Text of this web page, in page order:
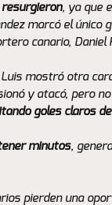
, ya que
marcó el
canario, Daniel
mostró otra
y atacó, pero
goles claros
minutos,
pierden una